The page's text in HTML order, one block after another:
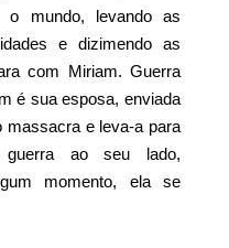
mundo, levando as
e dizimendo as
com Miriam. Guerra
é sua esposa, enviada
massacra e leva-a para
ao seu lado,
momento, ela se